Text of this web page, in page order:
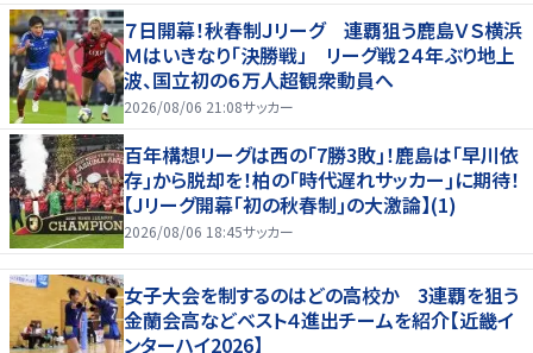
７日開幕！秋春制Ｊリーグ 連覇狙う鹿島ＶＳ横浜
Ｍはいきなり「決勝戦」 リーグ戦２４年ぶり地上
波、国立初の６万人超観衆動員へ
2026/08/06 21:08サッカー
百年構想リーグは西の｢7勝3敗｣！鹿島は｢早川依
存｣から脱却を！柏の｢時代遅れサッカー｣に期待！
【Jリーグ開幕｢初の秋春制｣の大激論】(1)
2026/08/06 18:45サッカー
女子大会を制するのはどの高校か 3連覇を狙う
金蘭会高などベスト４進出チームを紹介【近畿イ
ンターハイ2026】